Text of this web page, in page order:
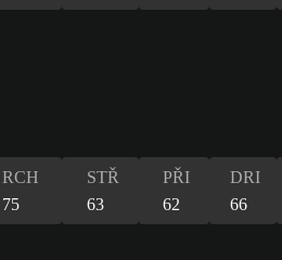
RCH
75
STŘ
63
PŘI
62
DRI
66